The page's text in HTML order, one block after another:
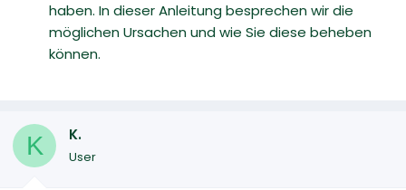
haben. In dieser Anleitung besprechen wir die
möglichen Ursachen und wie Sie diese beheben
können.
K K.
User